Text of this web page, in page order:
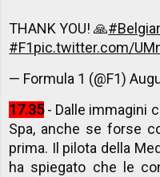
THANK YOU! 🙏
#F1pic.twitter.com/
— Formula 1 (@F1)
17.35- Dalle immagini
Spa, anche se forse
prima. Il pilota della
ha spiegato che le